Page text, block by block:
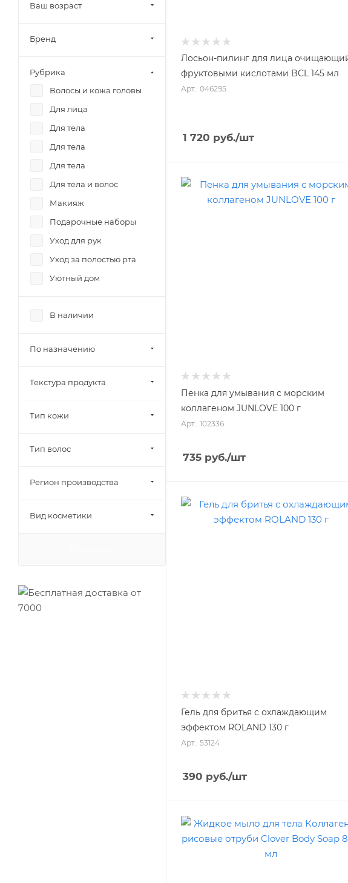
Лосьон-пилинг для лица
фруктовыми кислотами BCL 145 мл
Арт.: 046295
1 720 руб./шт
Пенка для умывания с морским
коллагеном JUNLOVE 100 г
Арт.: 102336
735 руб./шт
Гель для бритья c охлаждающим
эффектом ROLAND 130 г
Арт.: 53124
390 руб./шт
Ваш возраст
Бренд
Рубрика
Волосы и кожа головы
Для лица
Для тела
Для тела
Для тела
Для тела и волос
Макияж
Подарочные наборы
Уход для рук
Уход за полостью рта
Уютный дом
В наличии
По назначению
Текстура продукта
Тип кожи
Тип волос
Регион производства
Вид косметики